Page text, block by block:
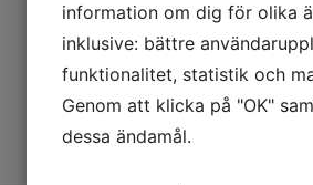
AB Kurt Lundström
Måleriföretagen och följer
riktlinje.
Läs om våra tjänster
information om dig för olika
inklusive: bättre
funktionalitet, statistik och
Genom att klicka på "OK"
dessa ändamål.